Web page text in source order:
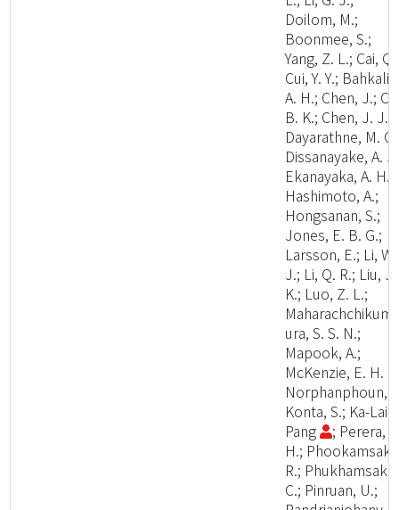
Doilom, M.;
Boonmee, S.;
Yang, Z. L.; Cai,
Cui, Y. Y.; Bahkali,
A. H.; Chen, J.;
B. K.; Chen, J. J.;
Dayarathne, M.
Dissanayake, A.
Ekanayaka, A. H.;
Hashimoto, A.;
Hongsanan, S.;
Jones, E. B. G.;
Larsson, E.; Li, W.
J.; Li, Q. R.; Liu, J.
K.; Luo, Z. L.;
ura, S. S. N.;
Mapook, A.;
McKenzie, E. H.
Norphanphoun,
Konta, S.; Ka-Lai
Pang
; Perera,
H.; Phookamsak,
R.;
C.; Pinruan, U.;